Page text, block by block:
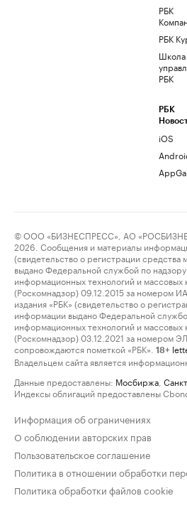
РБК
РБК
Школа
РБК
РБК
iOS
© ООО «БИЗНЕСПРЕСС», АО
2026. Сообщения и материалы
(свидетельство о регистрации
выдано Федеральной службой по
информационных технологий и массовых
(Роскомнадзор) 09.12.2015 за номером
издания «РБК» (свидетельство о
информации выдано Федеральной
информационных технологий и массовых
(Роскомнадзор) 03.12.2021 за номером
сопровождаются пометкой «РБК».
18+
Владельцем сайта является
Данные предоставлены: Мосбиржа
Индексы облигаций предоставлены
Информация об ограничениях
О соблюдении авторских прав
Пользовательское соглашение
Политика в отношении обработки
Политика обработки файлов cookie